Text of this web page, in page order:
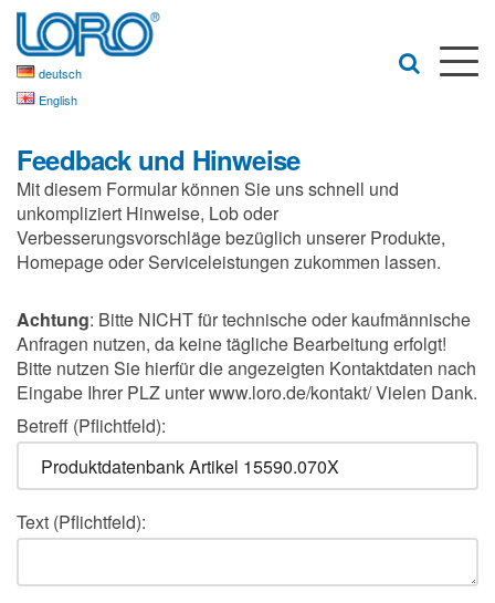
deutsch
English
Feedback und Hinweise
Mit diesem Formular können Sie uns schnell und
unkompliziert Hinweise, Lob oder
Verbesserungsvorschläge bezüglich unserer Produkte,
Homepage oder Serviceleistungen zukommen lassen.
Achtung: Bitte NICHT für technische oder kaufmännische
Anfragen nutzen, da keine tägliche Bearbeitung erfolgt!
Bitte nutzen Sie hierfür die angezeigten Kontaktdaten nach
Eingabe Ihrer PLZ unter www.loro.de/kontakt/ Vielen Dank.
Betreff (Pflichtfeld):
Text (Pflichtfeld):